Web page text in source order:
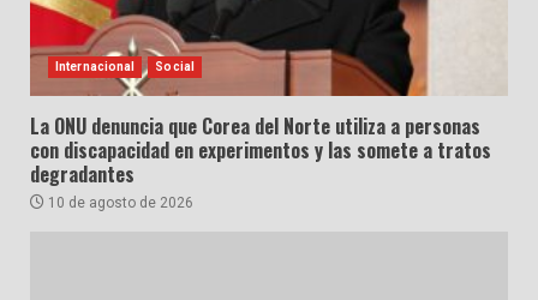
Internacional Social
La ONU denuncia que Corea del Norte utiliza a personas
con discapacidad en experimentos y las somete a tratos
degradantes
10 de agosto de 2026